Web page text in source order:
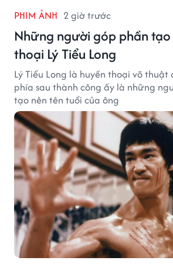
PHIM ẢNH 2 giờ trước
Những người góp phần tạo
thoại Lý Tiểu Long
Lý Tiểu Long là huyền thoại võ thuật
phía sau thành công ấy là những
tạo nên tên tuổi của ông